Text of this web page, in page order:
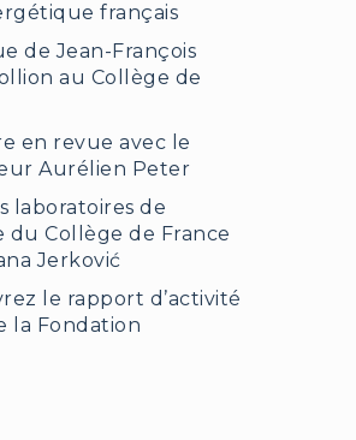
français
de Jean-François
au Collège de
en revue avec le
Aurélien Peter
laboratoires de
du Collège de France
Jerković
le rapport d’activité
la Fondation